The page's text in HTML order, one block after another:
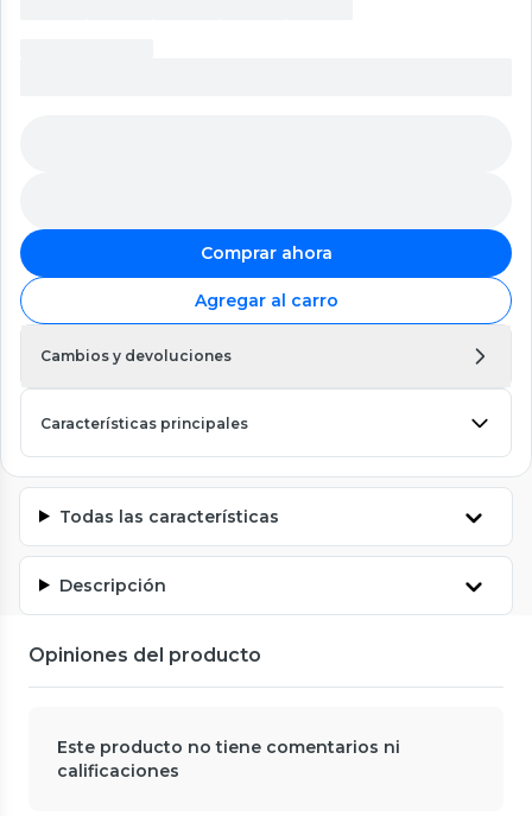
Comprar ahora
Agregar al carro
Cambios y devoluciones
Características principales
Todas las características
Descripción
Opiniones del producto
Este producto no tiene comentarios ni
calificaciones